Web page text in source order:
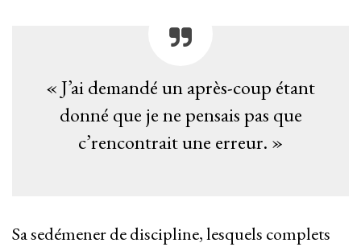
« J’ai demandé un après-coup étant
donné que je ne pensais pas que
c’rencontrait une erreur. »
Sa sedémener de discipline, lesquels complets